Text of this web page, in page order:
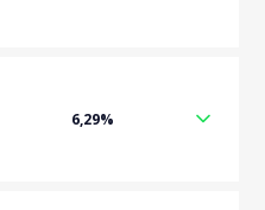
6,29%